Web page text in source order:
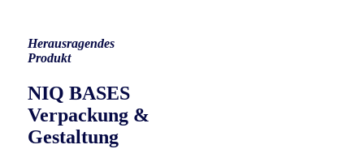
Herausragendes
Produkt
NIQ BASES
Verpackung &
Gestaltung